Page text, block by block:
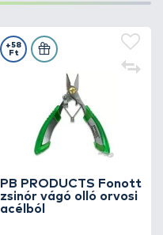
PB PRODUCTS Fonott
zsinór vágó olló orvosi
acélból
+58
Ft